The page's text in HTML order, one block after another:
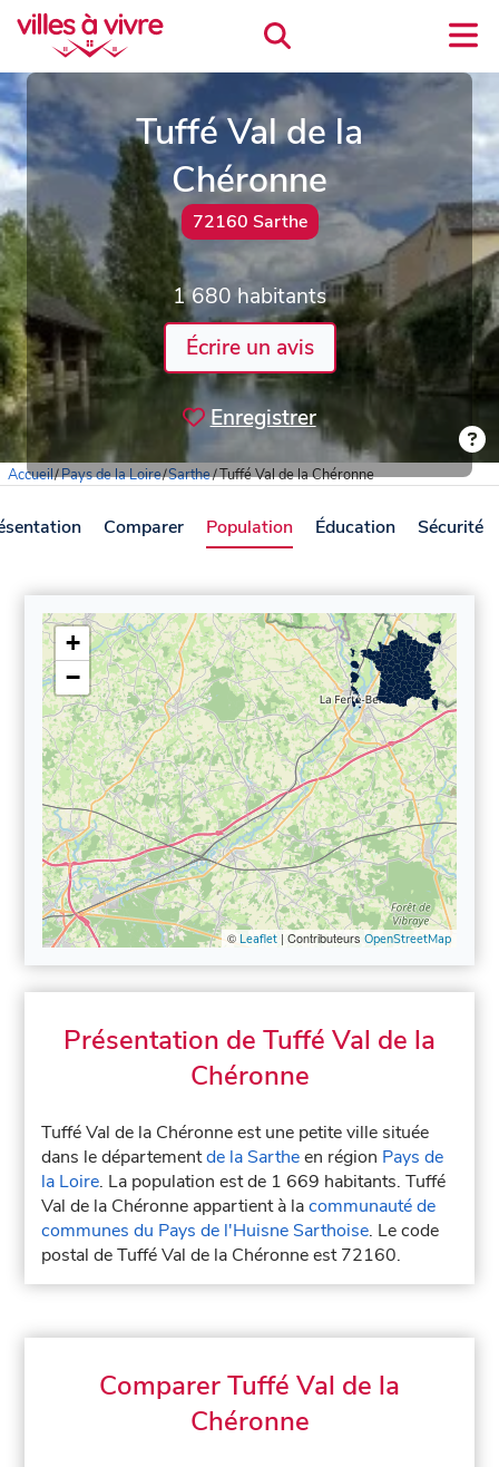
Tuffé Val de la
Chéronne
72160 Sarthe
1 680 habitants
Écrire un avis
Enregistrer
Accueil/Pays de la Loire/Sarthe/Tuffé Val de la Chéronne
Comparer Population Éducation Sécurité
+
−
© Leaflet| Contributeurs OpenStreetMap
Présentation de Tuffé Val de la
Chéronne
Tuffé Val de la Chéronne est une petite ville située
dans le départementde la Sartheen région Pays de
la Loire. La population est de 1 669 habitants. Tuffé
Val de la Chéronne appartient à lacommunauté de
communes du Pays de l'Huisne Sarthoise. Le code
postal de Tuffé Val de la Chéronne est 72160.
Comparer Tuffé Val de la
Chéronne